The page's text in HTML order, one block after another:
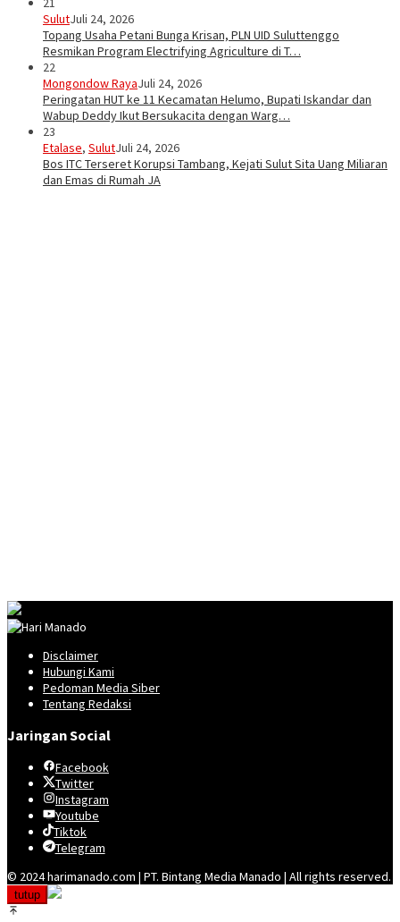
SulutJuli 24, 2026
Topang Usaha Petani Bunga Krisan, PLN UID Suluttenggo
Resmikan Program Electrifying Agriculture di T…
22
Mongondow RayaJuli 24, 2026
Peringatan HUT ke 11 Kecamatan Helumo, Bupati Iskandar dan
Wabup Deddy Ikut Bersukacita dengan Warg…
23
Etalase, SulutJuli 24, 2026
Bos ITC Terseret Korupsi Tambang, Kejati Sulut Sita Uang Miliaran
dan Emas di Rumah JA
Disclaimer
Hubungi Kami
Pedoman Media Siber
Tentang Redaksi
Jaringan Social
Facebook
Twitter
Instagram
Youtube
Tiktok
Telegram
© 2024 harimanado.com | PT. Bintang Media Manado | All rights reserved.
tutup